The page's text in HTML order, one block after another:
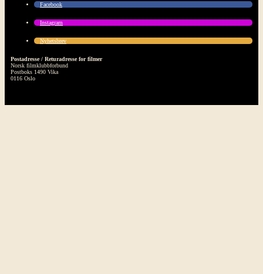
Facebook
Instagram
Nyhetsbrev
Postadresse / Returadresse for filmer
Norsk filmklubbforbund
Postboks 1490 Vika
0116 Oslo